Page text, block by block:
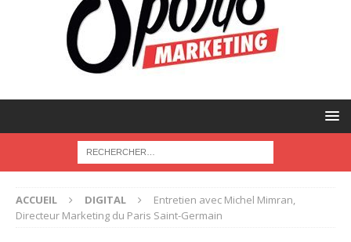
ACCUEIL DIGITAL
Entretien avec Michel Mimran,
Directeur Marketing du Paris Saint-Germain